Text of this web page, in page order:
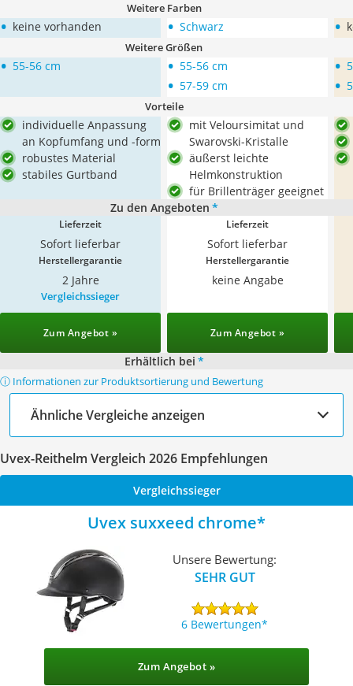
Weitere Farben
• keine vorhanden • Schwarz •
Weitere Größen
• 55-56 cm • 55-56 cm
• 57-59 cm
•
•
Vorteile
individuelle Anpassung
an Kopfumfang und -form
robustes Material
stabiles Gurtband
mit Veloursimitat und
Swarovski-Kristalle
äußerst leichte
Helmkonstruktion
für Brillenträger geeignet
Zu den Angeboten *
Lieferzeit
Sofort lieferbar
Lieferzeit
Sofort lieferbar
Herstellergarantie
2 Jahre
Herstellergarantie
keine Angabe
Vergleichssieger
Zum Angebot » Zum Angebot »
Erhältlich bei *
ⓘ Informationen zur Produktsortierung und Bewertung
Ähnliche Vergleiche anzeigen
Uvex-Reithelm Vergleich 2026 Empfehlungen
Vergleichssieger
Uvex suxxeed chrome
Unsere Bewertung:
SEHR GUT
6 Bewertungen
Zum Angebot »